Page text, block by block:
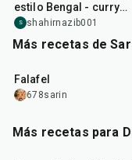
estilo Bengal - curry
bangladesí con un
americano
S shahirnazib001
Más recetas de
Falafel
678sarin
Más recetas para